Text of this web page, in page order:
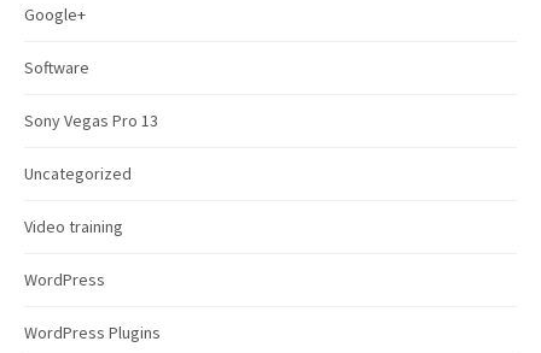
Google+
Software
Sony Vegas Pro 13
Uncategorized
Video training
WordPress
WordPress Plugins